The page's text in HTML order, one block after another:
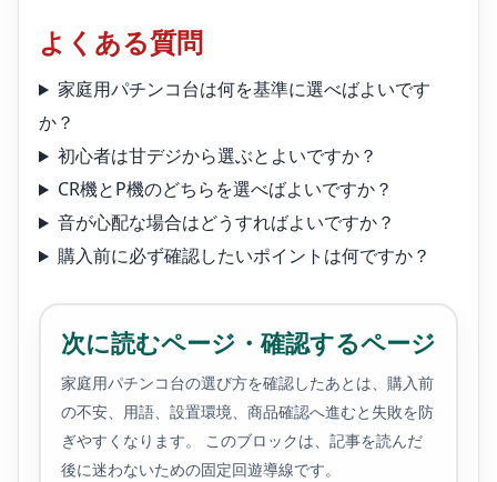
よくある質問
家庭用パチンコ台は何を基準に選べばよいです
か？
初心者は甘デジから選ぶとよいですか？
CR機とP機のどちらを選べばよいですか？
音が心配な場合はどうすればよいですか？
購入前に必ず確認したいポイントは何ですか？
次に読むページ・確認するページ
家庭用パチンコ台の選び方を確認したあとは、購入前
の不安、用語、設置環境、商品確認へ進むと失敗を防
ぎやすくなります。 このブロックは、記事を読んだ
後に迷わないための固定回遊導線です。